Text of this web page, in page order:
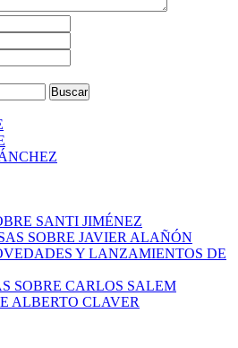
SANTI JIMÉNEZ
SOBRE JAVIER ALAÑÓN
Y LANZAMIENTOS DE
SOBRE CARLOS SALEM
ALBERTO CLAVER